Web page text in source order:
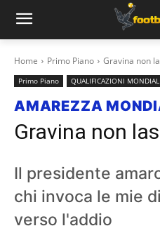
Home Primo Piano Gravina non
Primo Piano QUALIFICAZIONI MONDIALI
AMAREZZA
Gravina non
Il presidente
chi invoca le mie
verso l'addio